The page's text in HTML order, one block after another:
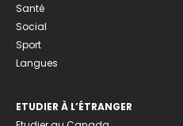
Santé
Social
Sport
Langues
ETUDIER À L’ÉTRANGER